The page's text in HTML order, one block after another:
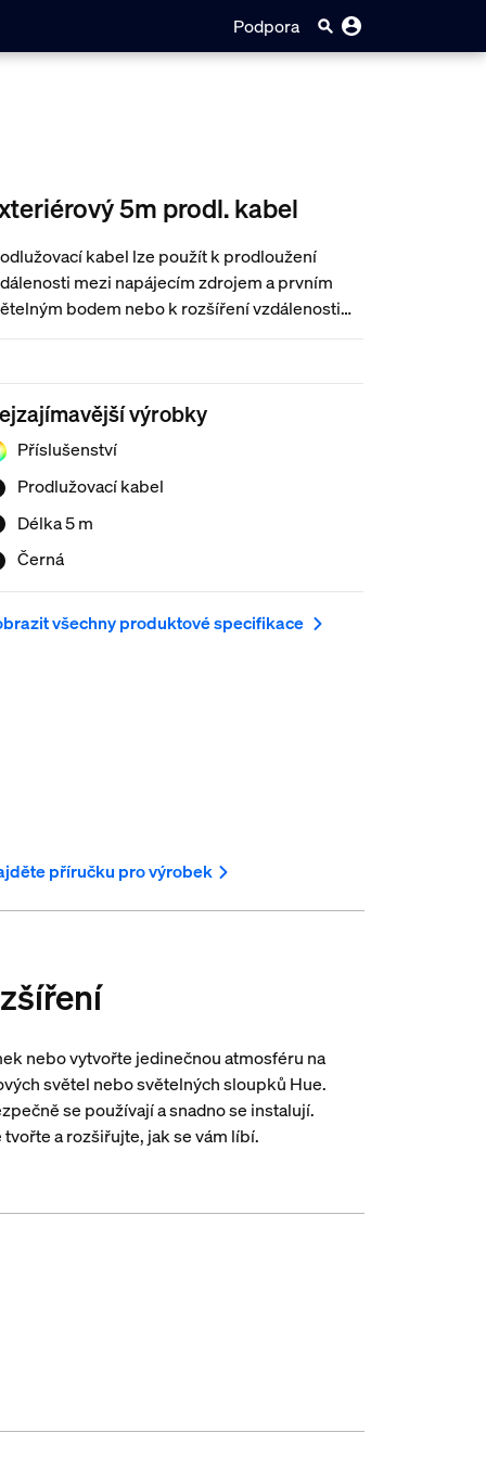
Podpora
5m prodl. kabel
kabel lze použít k prodloužení
mezi napájecím zdrojem a prvním
bodem nebo k rozšíření vzdálenosti
světelnými body. Celková maximální délka
výrobky
Příslušenství
Prodlužovací kabel
Délka 5 m
Černá
všechny produktové specifikace
příručku pro výrobek
nebo vytvořte jedinečnou atmosféru na
světel nebo světelných sloupků Hue.
se používají a snadno se instalují.
a rozšiřujte, jak se vám líbí.